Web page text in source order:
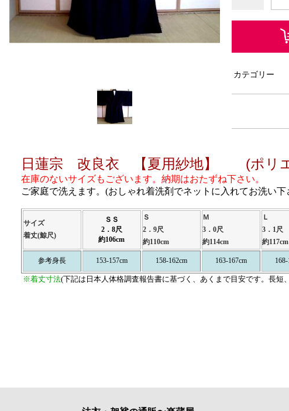
カテゴリー
日蓮宗 改良衣 【夏用紗地】 (ポリエ
在庫のないサイズもございます。納期はおたずね下さい。
ご家庭で洗えます。(おしゃれ着洗剤でネットに入れてお洗い下
サイズ
着丈(鯨尺)
ＳＳ
2．8尺
約106cm
Ｓ
2．9尺
約110cm
Ｍ
3．0尺
約114cm
Ｌ
3．1尺
約117cm
参考身長 153-157cm 158-162cm 163-167cm
※着丈寸法(下記は日本人体格調査報告書に基づく、あくまで目安です。長短